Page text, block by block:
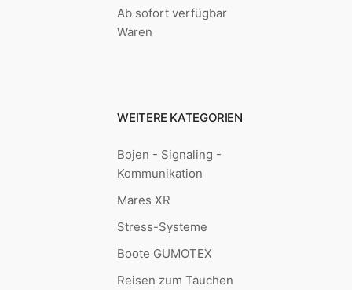
Ab sofort verfügbar
Waren
WEITERE KATEGORIEN
Bojen - Signaling -
Kommunikation
Mares XR
Stress-Systeme
Boote GUMOTEX
Reisen zum Tauchen